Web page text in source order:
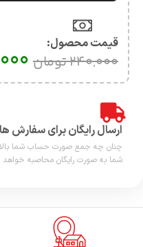
قیمت محصول:​
240,000تومان
ارسال رایگان برای سفارش های بالای 10
شما به صورت رایگان محاصبه